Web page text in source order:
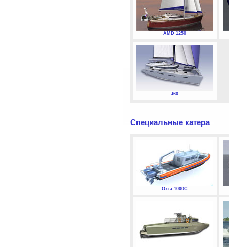
AMD 1250
J60
Специальные катера
Охта 1000С